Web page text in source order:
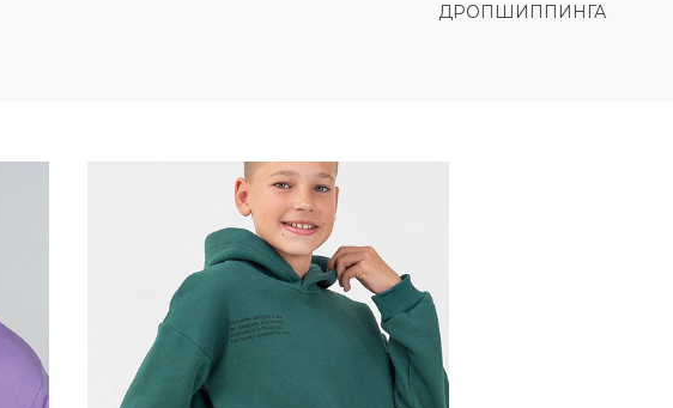
ДРОПШИППИНГА